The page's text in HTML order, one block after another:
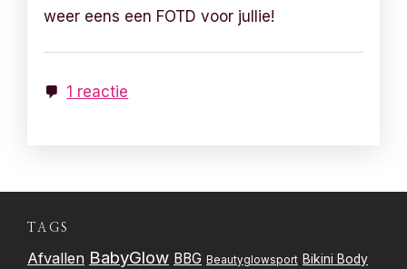
weer eens een FOTD voor jullie!
1 reactie
TAGS
Afvallen BabyGlow BBG Beautyglowsport Bikini Body